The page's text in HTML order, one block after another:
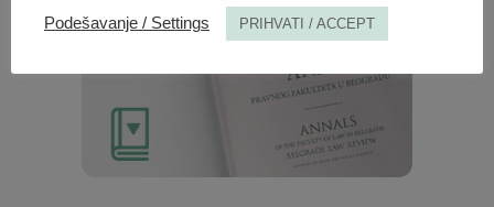
Podešavanje / Settings PRIHVATI / ACCEPT